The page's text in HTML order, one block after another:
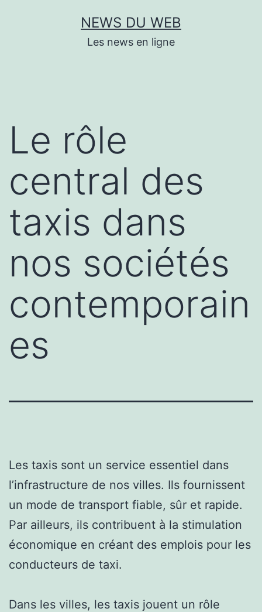
NEWS DU WEB
Les news en ligne
Le rôle
central des
taxis dans
nos sociétés
contemporain
es
Les taxis sont un service essentiel dans
l’infrastructure de nos villes. Ils fournissent
un mode de transport fiable, sûr et rapide.
Par ailleurs, ils contribuent à la stimulation
économique en créant des emplois pour les
conducteurs de taxi.
Dans les villes, les taxis jouent un rôle